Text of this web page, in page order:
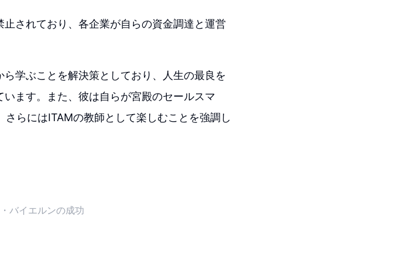
されており、各企業が自らの資金調達と運営
学ぶことを解決策としており、人生の最良を
ます。また、彼は自らが宮殿のセールスマ
らにはITAMの教師として楽しむことを強調し
バイエルンの成功